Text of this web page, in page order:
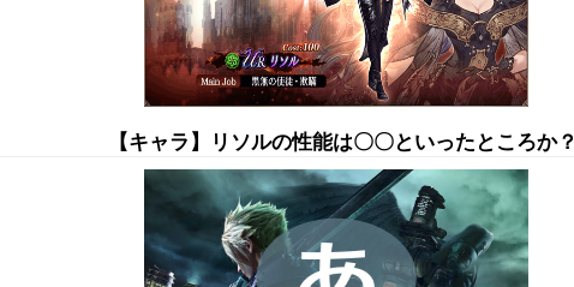
【キャラ】リソルの性能は〇〇といったところか？